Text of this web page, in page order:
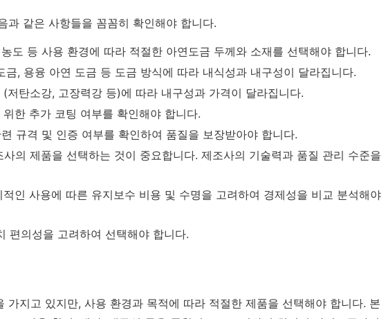
과 같은 사항들을 꼼꼼히 확인해야 합니다.
도 등 사용 환경에 따라 적절한 아연도금 두께와 소재를 선택해야 합니다.
금, 용융 아연 도금 등 도금 방식에 따라 내식성과 내구성이 달라집니다.
(저탄소강, 고장력강 등)에 따라 내구성과 가격이 달라집니다.
한 추가 코팅 여부를 확인해야 합니다.
규격 및 인증 여부를 확인하여 품질을 보장받아야 합니다.
의 제품을 선택하는 것이 중요합니다. 제조사의 기술력과 품질 관리 수준을
인 사용에 따른 유지보수 비용 및 수명을 고려하여 경제성을 비교 분석해야
편의성을 고려하여 선택해야 합니다.
가지고 있지만, 사용 환경과 목적에 따라 적절한 제품을 선택해야 합니다. 본